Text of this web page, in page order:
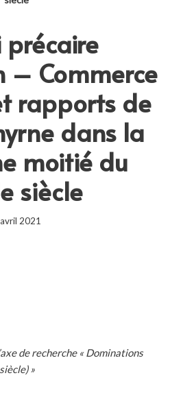
précaire
– Commerce
rapports de
dans la
moitié du
siècle
2021
de recherche « Dominations
»